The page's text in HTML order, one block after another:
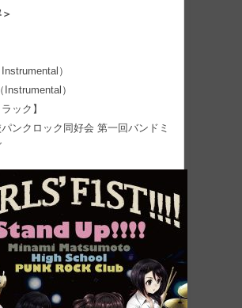
）
）
ック】
ンクロック同好会 第一回バンドミ